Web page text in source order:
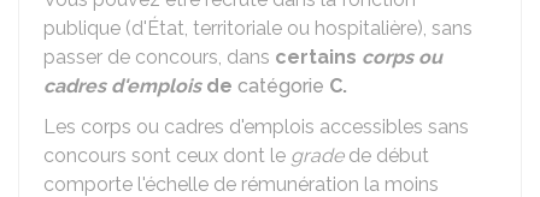
publique (d'État, territoriale ou hospitalière), sans
passer de concours, dans certains corps ou
cadres d'emploisde catégorie C.
Les corps ou cadres d'emplois accessibles sans
concours sont ceux dont le gradede début
comporte l'échelle de rémunération la moins